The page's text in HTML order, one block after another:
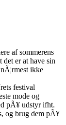
af sommerens
er at have sin
ikke
festival
mode og
pÃ¥ udstyr ifht.
og brug dem pÃ¥